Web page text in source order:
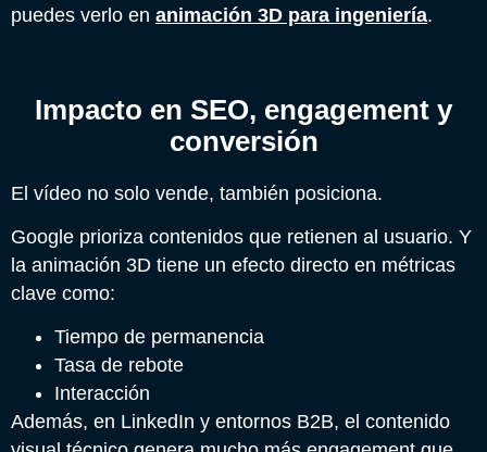
puedes verlo en animación 3D para ingeniería.
Impacto en SEO, engagement y
conversión
El vídeo no solo vende, también posiciona.
Google prioriza contenidos que retienen al usuario. Y
la animación 3D tiene un efecto directo en métricas
clave como:
Tiempo de permanencia
Tasa de rebote
Interacción
Además, en LinkedIn y entornos B2B, el contenido